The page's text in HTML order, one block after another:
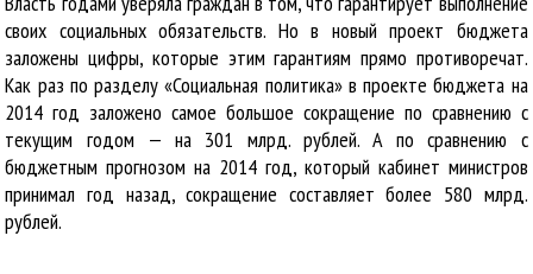
своих социальных обязательств. Но в новый проект бюджета
заложены цифры, которые этим гарантиям прямо противоречат.
Как раз по разделу «Социальная политика» в проекте бюджета на
2014 год заложено самое большое сокращение по сравнению с
текущим годом — на 301 млрд. рублей. А по сравнению с
бюджетным прогнозом на 2014 год, который кабинет министров
принимал год назад, сокращение составляет более 580 млрд.
рублей.